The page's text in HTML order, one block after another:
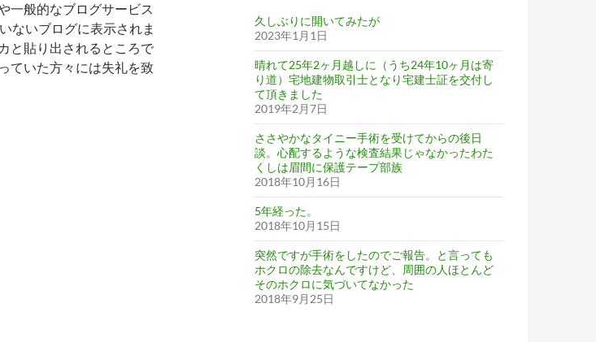
一般的なブログサービス
ないブログに表示されま
と貼り出されるところで
ていた方々には失礼を致
かったけど特に何事もなく更新サボってました。そんな言い訳を綴っています。
久しぶりに開いてみたが
2023年1月1日
晴れて25年2ヶ月越しに（うち24年10ヶ月は寄
り道）宅地建物取引士となり宅建士証を交付し
て頂きました
2019年2月7日
ささやかなタイニー手術を受けてからの後日
談。心配するような検査結果じゃなかったわた
くしは眉間に保護テープ部族
2018年10月16日
5年経った。
2018年10月15日
突然ですが手術をしたのでご報告。と言っても
ホクロの除去なんですけど、周囲の人ほとんど
そのホクロに気づいてなかった
2018年9月25日